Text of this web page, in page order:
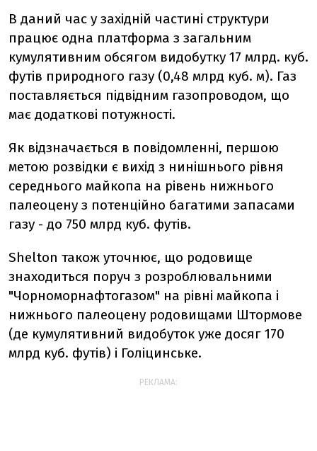
В даний час у західній частині структури
працює одна платформа з загальним
кумулятивним обсягом видобутку 17 млрд. куб.
футів природного газу (0,48 млрд куб. м). Газ
поставляється підвідним газопроводом, що
має додаткові потужності.
Як відзначається в повідомленні, першою
метою розвідки є вихід з нинішнього рівня
середнього майкопа на рівень нижнього
палеоцену з потенційно багатими запасами
газу - до 750 млрд куб. футів.
Shelton також уточнює, що родовище
знаходиться поруч з розроблювальними
"Чорноморнафтогазом" на рівні майкопа і
нижнього палеоцену родовищами Штормове
(де кумулятивний видобуток уже досяг 170
млрд куб. футів) і Голіцинське.
РЕКЛАМА: